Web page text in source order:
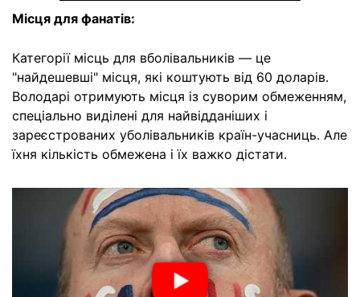
Місця для фанатів:
Категорії місць для вболівальників — це
"найдешевші" місця, які коштують від 60 доларів.
Володарі отримують місця із суворим обмеженням,
спеціально виділені для найвідданіших і
зареєстрованих уболівальників країн-учасниць. Але
їхня кількість обмежена і їх важко дістати.